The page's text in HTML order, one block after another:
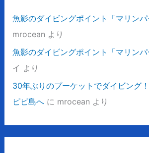
魚影のダイビングポイント「マリンパ
mrocean より
魚影のダイビングポイント「マリンパ
イ より
30年ぶりのプーケットでダイビング
ピピ島へに mrocean より